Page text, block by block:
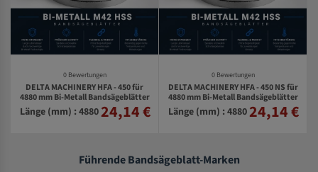
0 Bewertungen
DELTA MACHINERY HFA - 450 für
4880 mm Bi-Metall Bandsägeblätter
Länge (mm) : 4880 24,14 €
0 Bewertungen
DELTA MACHINERY HFA - 450 NS für
4880 mm Bi-Metall Bandsägeblätter
Länge (mm) : 4880 24,14 €
Führende Bandsägeblatt-Marken